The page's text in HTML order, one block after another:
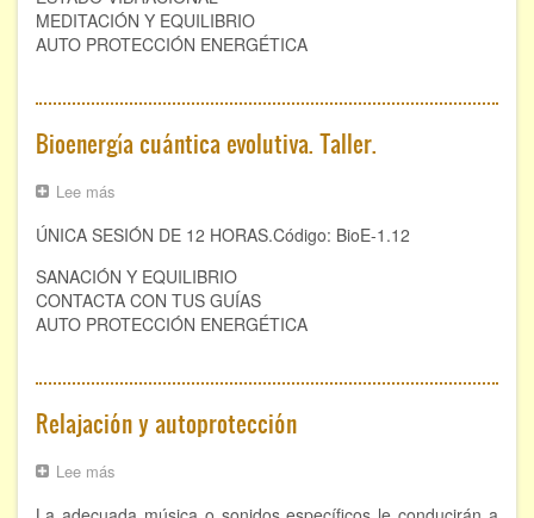
MEDITACIÓN Y EQUILIBRIO
AUTO PROTECCIÓN ENERGÉTICA
Bioenergía cuántica evolutiva. Taller.
Lee más
cuántica
Taller.
ÚNICA SESIÓN DE 12 HORAS.Código: BioE-1.12
SANACIÓN Y EQUILIBRIO
CONTACTA CON TUS GUÍAS
AUTO PROTECCIÓN ENERGÉTICA
Relajación y autoprotección
Lee más